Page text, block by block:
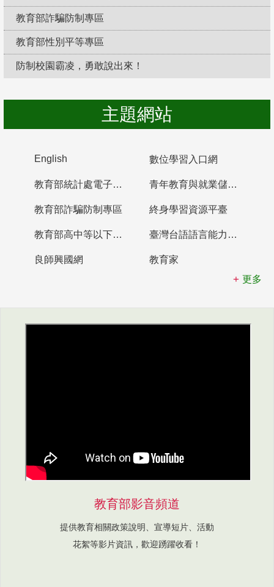
教育部詐騙防制專區
教育部性別平等專區
防制校園霸凌，勇敢說出來！
主題網站
English 數位學習入口網
教育部統計處電子書櫃 青年教育與就業儲蓄帳戶
教育部詐騙防制專區 終身學習資源平臺
教育部高中等以下學校及幼兒園教師資格檢定考試 臺灣台語語言能力認證網站
良師興國網
教育家
更多
教育部影音頻道
提供教育相關政策說明、宣導短片、活動
花絮等影片資訊，歡迎踴躍收看！